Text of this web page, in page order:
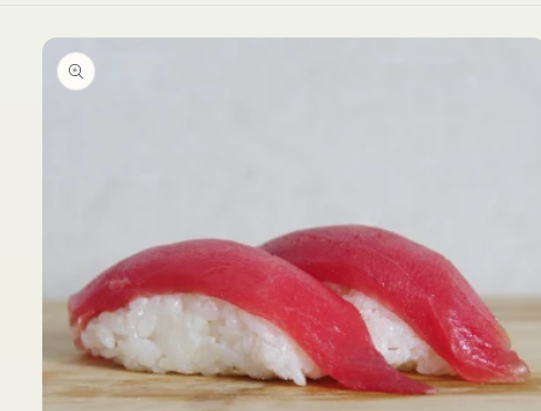
directamente
información
del producto